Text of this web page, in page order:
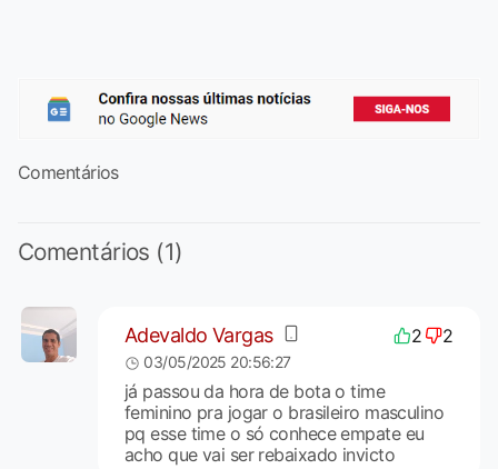
Comentários
Comentários (1)
Adevaldo Vargas 2 2
03/05/2025 20:56:27
já passou da hora de bota o time
feminino pra jogar o brasileiro masculino
pq esse time o só conhece empate eu
acho que vai ser rebaixado invicto